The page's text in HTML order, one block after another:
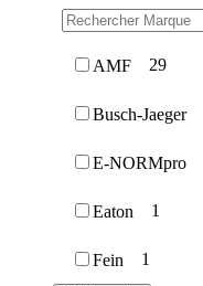
AMF 29
Busch-Jaeger
E-NORMpro
Eaton 1
Fein 1